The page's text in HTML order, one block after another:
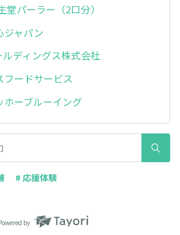
堂パーラー（2口分）
ジャパン
ディングス株式会社
フードサービス
ホーブルーイング
# 応援体験
by